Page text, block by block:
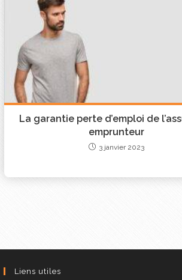
La garantie perte d’emploi de
emprunteur
3 janvier 2023
Liens utiles